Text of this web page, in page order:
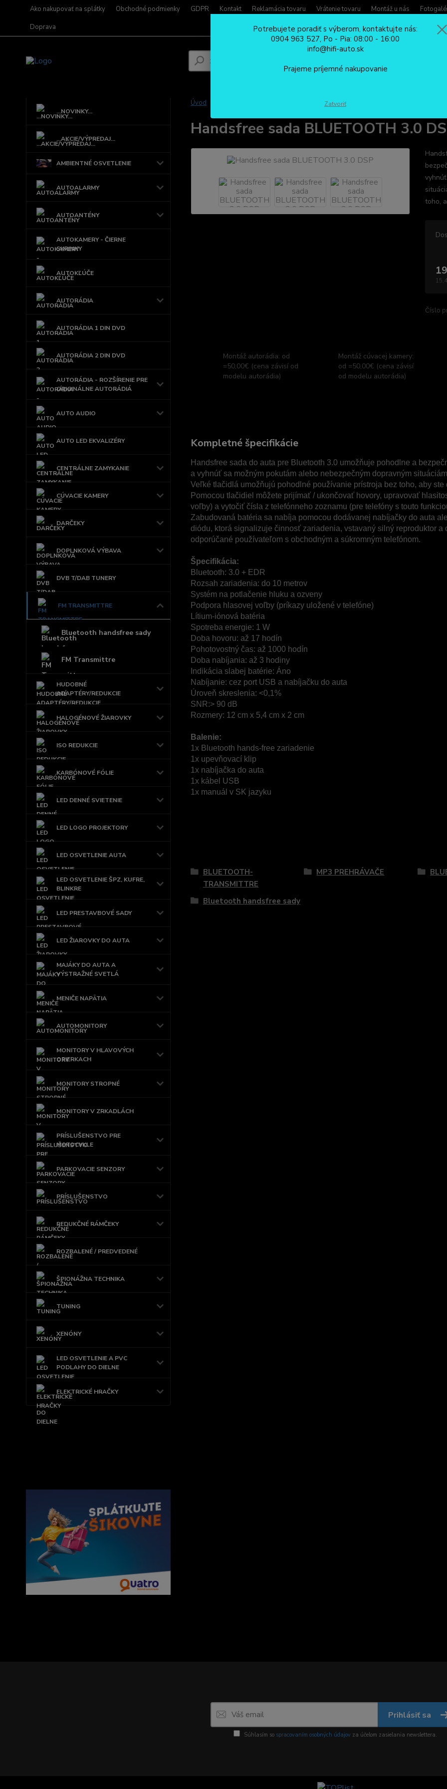
Ako nakupovať na splátky Obchodné podmienky GDPR Kontakt Reklamácia tovaru Vrátenie tovaru Montáž u nás
Doprava
Po -
...NOVINKY...
...AKCIE/VÝPREDAJ...
AMBIENTNÉ OSVETLENIE
AUTOALARMY
AUTOANTÉNY
AUTOKAMERY - ČIERNE
SKRINKY
AUTOKĽÚČE
AUTORÁDIA
AUTORÁDIA 1 DIN DVD
AUTORÁDIA 2 DIN DVD
AUTORÁDIA - ROZŠÍRENIE PRE
ORIGINÁLNE AUTORÁDIÁ
AUTO AUDIO
AUTO LED EKVALIZÉRY
CENTRÁLNE ZAMYKANIE
CÚVACIE KAMERY
DARČEKY
DOPLNKOVÁ VÝBAVA
DVB T/DAB TUNERY
FM TRANSMITTRE
Bluetooth handsfree sady
FM Transmittre
HUDOBNÉ
ADAPTÉRY/REDUKCIE
HALOGÉNOVÉ ŽIAROVKY
ISO REDUKCIE
KARBÓNOVÉ FÓLIE
LED DENNÉ SVIETENIE
LED LOGO PROJEKTORY
LED OSVETLENIE AUTA
LED OSVETLENIE ŠPZ, KUFRE,
BLINKRE
LED PRESTAVBOVÉ SADY
LED ŽIAROVKY DO AUTA
MAJÁKY DO AUTA A
VÝSTRAŽNÉ SVETLÁ
MENIČE NAPÄTIA
AUTOMONITORY
MONITORY V HLAVOVÝCH
OPIERKACH
MONITORY STROPNÉ
MONITORY V ZRKADLÁCH
PRÍSLUŠENSTVO PRE
MOTOCYKLE
PARKOVACIE SENZORY
PRÍSLUŠENSTVO
REDUKČNÉ RÁMČEKY
ROZBALENÉ / PREDVEDENÉ
ŠPIONÁŽNA TECHNIKA
TUNING
XENÓNY
LED OSVETLENIE A PVC
PODLAHY DO DIELNE
ELEKTRICKÉ HRAČKY
Úvod Handsfree sada BLUETOOTH 3.0 DSP
Handsfree sada BLUETOOTH 3.0
toho,
Číslo
Montáž autorádia: od
=50,00€ (cena závisí od
modelu autorádia)
Montáž cúvacej kamery:
od =50,00€ (cena závisí
od modelu autorádia)
Kompletné špecifikácie
Handsfree sada do auta pre Bluetooth 3.0 umožňuje pohodlne a
a vyhnúť sa možným pokutám alebo nebezpečným dopravným
Veľké tlačidlá umožňujú pohodlné používanie prístroja bez toho, aby
Pomocou tlačidiel môžete prijímať / ukončovať hovory, upravovať
voľby) a vytočiť čísla z telefónneho zoznamu (pre telefóny s touto
Zabudovaná batéria sa nabíja pomocou dodávanej nabíjačky do auta
diódu, ktorá signalizuje činnosť zariadenia, vstavaný silný reproduktor a
odporúčané používateľom s obchodným a súkromným telefónom.
Špecifikácia:
Bluetooth: 3.0 + EDR
Rozsah zariadenia: do 10 metrov
Systém na potlačenie hluku a ozveny
Podpora hlasovej voľby (príkazy uložené v telefóne)
Lítium-iónová batéria
Spotreba energie: 1 W
Doba hovoru: až 17 hodín
Pohotovostný čas: až 1000 hodín
Doba nabíjania: až 3 hodiny
Indikácia slabej batérie: Áno
Nabíjanie: cez port USB a nabíjačku do auta
Úroveň skreslenia: <0,1%
SNR:> 90 dB
Rozmery: 12 cm x 5,4 cm x 2 cm
Balenie:
1x Bluetooth hands-free zariadenie
1x upevňovací klip
1x nabíjačka do auta
1x kábel USB
1x manuál v SK jazyku
BLUETOOTH-
TRANSMITTRE
MP3 PREHRÁVAČE
Bluetooth handsfree sady
Prihlásiť sa
Súhlasím so spracovaním osobných údajov za účelom zasielania newslettera.
Potrebujete poradiť s výberom, kontaktujte nás:
0904 963 527, Po - Pia: 08:00 - 16:00
info@hifi-auto.sk
Prajeme príjemné nakupovanie
Zatvoriť